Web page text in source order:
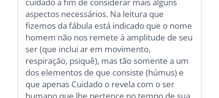
aspectos necessários. Na leitura que
fizemos da fábula está indicado que o nome
homem não nos remete à amplitude de seu
ser (que inclui ar em movimento,
respiração, psiquê), mas tão somente a um
dos elementos de que consiste (húmus) e
que apenas Cuidado o revela com o ser
humano que lhe pertence no tempo de sua